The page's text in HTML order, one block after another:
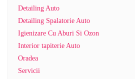
Detailing Auto
Detailing Spalatorie Auto
Igienizare Cu Aburi Si Ozon
Interior tapiterie Auto
Oradea
Servicii